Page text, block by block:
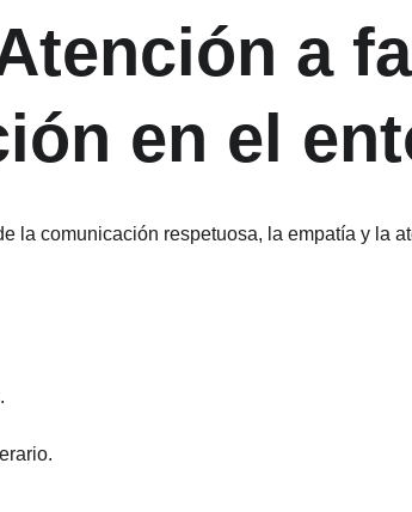
a
en el
la comunicación respetuosa, la empatía y la